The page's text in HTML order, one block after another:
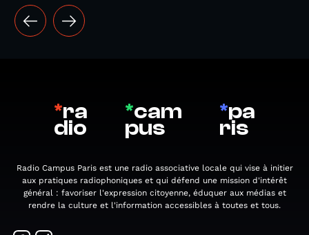
*ra
dio
*cam
pus
*pa
ris
Radio Campus Paris est une radio associative locale qui vise à initier
aux pratiques radiophoniques et qui défend une mission d'intérêt
général : favoriser l'expression citoyenne, éduquer aux médias et
rendre la culture et l'information accessibles à toutes et tous.